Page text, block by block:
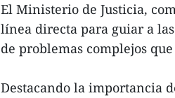
El Ministerio de Justicia,
línea directa para guiar a
de problemas complejos
Destacando la importancia